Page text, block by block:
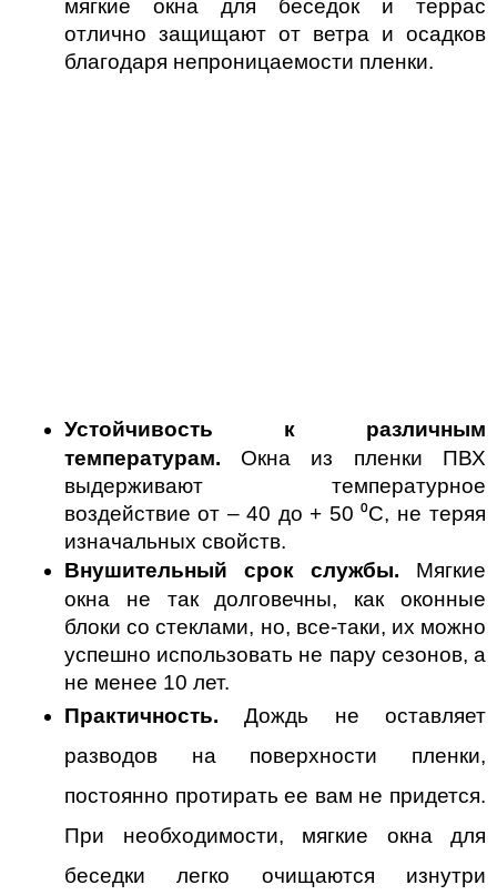
мягкие окна для беседок и террас
отлично защищают от ветра и осадков
благодаря непроницаемости пленки.
Устойчивость к различным
температурам. Окна из пленки ПВХ
выдерживают температурное
воздействие от – 40 до + 50 ⁰С, не теряя
изначальных свойств.
Внушительный срок службы. Мягкие
окна не так долговечны, как оконные
блоки со стеклами, но, все-таки, их можно
успешно использовать не пару сезонов, а
не менее 10 лет.
Практичность. Дождь не оставляет
разводов на поверхности пленки,
постоянно протирать ее вам не придется.
При необходимости, мягкие окна для
беседки легко очищаются изнутри